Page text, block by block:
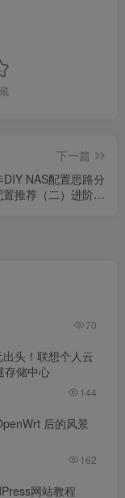
下一篇
NAS配置思路分
推荐（二）进阶配
70
头！联想个人云
存储中心
144
后的风景
162
网站教程